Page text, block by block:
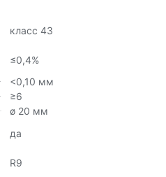
класс 43
≤0,4%
<0,10 мм
≥6
ø 20 мм
да
R9